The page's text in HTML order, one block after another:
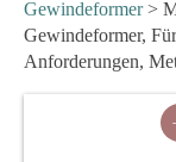
Gewindeformer>
Gewindeformer,
Anforderungen,